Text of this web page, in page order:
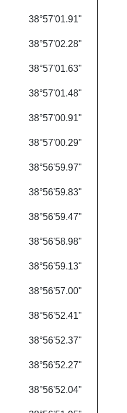
38°57'01.91"
38°57'02.28"
38°57'01.63"
38°57'01.48"
38°57'00.91"
38°57'00.29"
38°56'59.97"
38°56'59.83"
38°56'59.47"
38°56'58.98"
38°56'59.13"
38°56'57.00"
38°56'52.41"
38°56'52.37"
38°56'52.27"
38°56'52.04"